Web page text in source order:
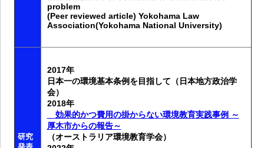
problem
(Peer reviewed article) Yokohama Law
Association(Yokohama National University)
研究
2017年
日本一の環境基本条例を目指して（日本地方政治学
会）
2018年
効果的かつ費用の掛からない環境教育実践事例 ～
厚木市からの報告～
（オーストラリア環境教育学会）